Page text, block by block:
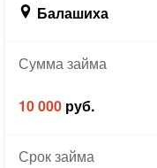
Балашиха
Суммазайма
10 000 руб.
Срокзайма